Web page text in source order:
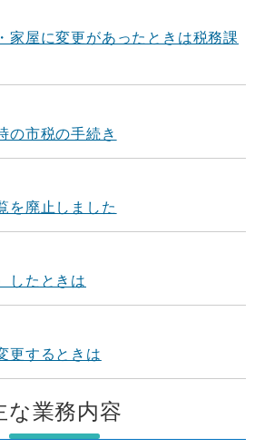
家屋に変更があったときは税務課
の市税の手続き
を廃止しました
したときは
更するときは
な業務内容